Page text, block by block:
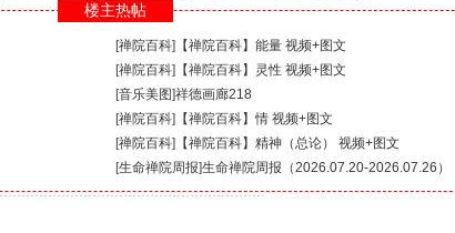
楼主热帖
【禅院百科】能量 视频+图文
[禅院百科]
【禅院百科】灵性 视频+图文
[禅院百科]
祥德画廊218
[音乐美图]
【禅院百科】情 视频+图文
[禅院百科]
【禅院百科】精神（总论） 视频+图文
[禅院百科]
生命禅院周报（2026.07.20-2026.07.26）
[生命禅院周报]